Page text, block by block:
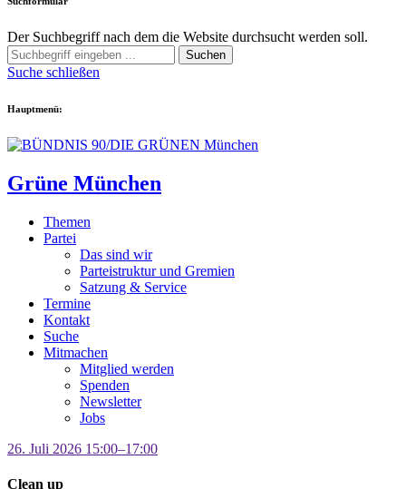
Der Suchbegriff nach dem die Website durchsucht werden soll.
Suchen
Suche schließen
Hauptmenü:
Grüne München
Themen
Partei
Das sind wir
Parteistruktur und Gremien
Satzung & Service
Termine
Kontakt
Suche
Mitmachen
Mitglied werden
Spenden
Newsletter
Jobs
26. Juli 2026 15:00–17:00
Clean up